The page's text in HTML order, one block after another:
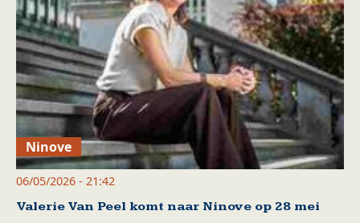
Ninove
06/05/2026 - 21:42
Valerie Van Peel komt naar Ninove op 28 mei